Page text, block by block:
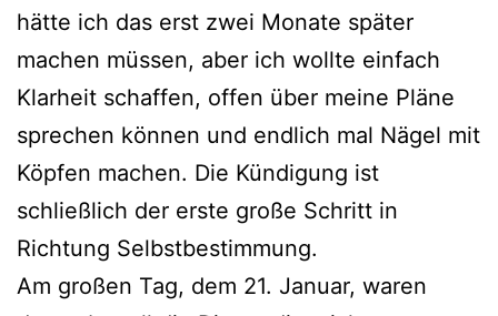
hätte ich das erst zwei Monate später
machen müssen, aber ich wollte einfach
Klarheit schaffen, offen über meine Pläne
sprechen können und endlich mal Nägel mit
Köpfen machen. Die Kündigung ist
schließlich der erste große Schritt in
Richtung Selbstbestimmung.
Am großen Tag, dem 21. Januar, waren